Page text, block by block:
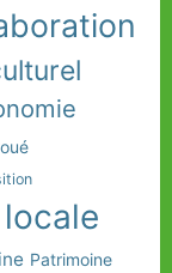
Patrimoine